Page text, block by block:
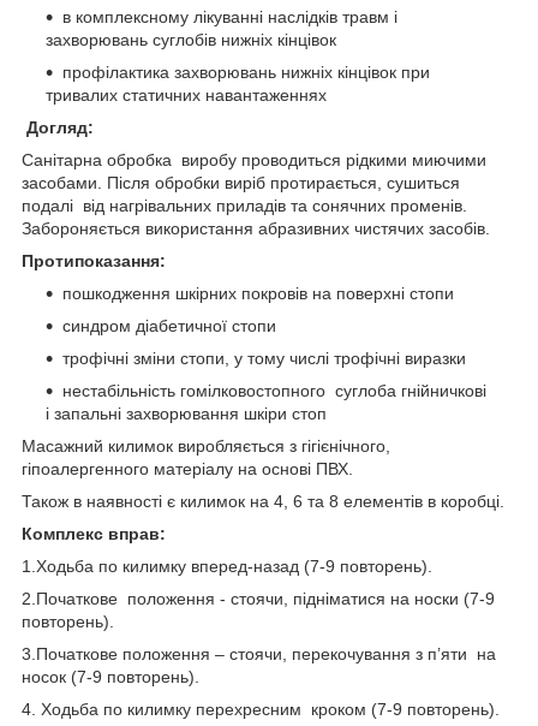
в комплексному лікуванні наслідків травм і
захворювань суглобів нижніх кінцівок
профілактика захворювань нижніх кінцівок при
тривалих статичних навантаженнях
Догляд:
Санітарна обробка виробу проводиться рідкими миючими
засобами. Після обробки виріб протирається, сушиться
подалі від нагрівальних приладів та сонячних променів.
Забороняється використання абразивних чистячих засобів.
Протипоказання:
пошкодження шкірних покровів на поверхні стопи
синдром діабетичної стопи
трофічні зміни стопи, у тому числі трофічні виразки
нестабільність гомілковостопного суглоба гнійничкові
і запальні захворювання шкіри стоп
Масажний килимок виробляється з гігієнічного,
гіпоалергенного матеріалу на основі ПВХ.
Також в наявності є килимок на 4, 6 та 8 елементів в коробці.
Комплекс вправ:
1.Ходьба по килимку вперед-назад (7-9 повторень).
2.Початкове положення - стоячи, підніматися на носки (7-9
повторень).
3.Початкове положення – стоячи, перекочування з п’яти на
носок (7-9 повторень).
4. Ходьба по килимку перехресним кроком (7-9 повторень).